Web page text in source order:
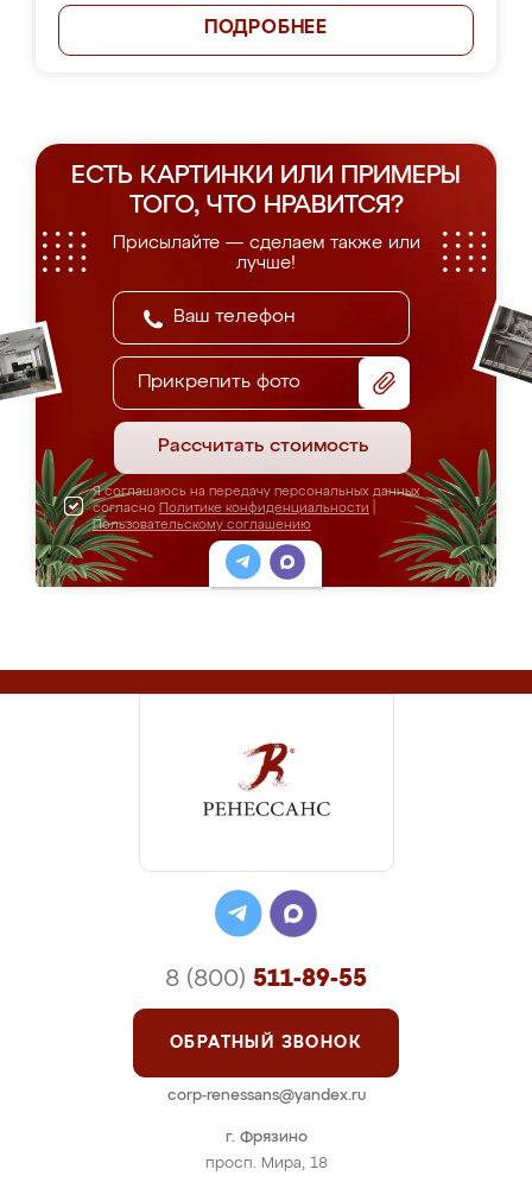
ПОДРОБНЕЕ
ЕСТЬ КАРТИНКИ ИЛИ ПРИМЕРЫ
ТОГО, ЧТО НРАВИТСЯ?
Присылайте — сделаем также или
лучше!
Прикрепить фото
Рассчитать стоимость
Я соглашаюсь на передачу персональных данных
согласно Политике конфиденциальности
Пользовательскому соглашению
г. Фрязино
просп. Мира, 18
8 (800) 511-89-55
ОБРАТНЫЙ ЗВОНОК
corp-renessans@yandex.ru